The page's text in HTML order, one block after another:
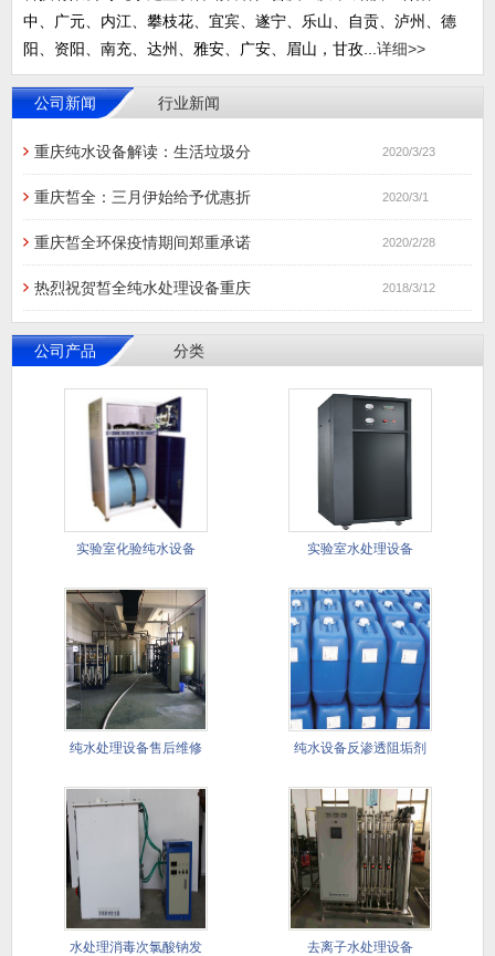
中、广元、内江、攀枝花、宜宾、遂宁、乐山、自贡、泸州、德
阳、资阳、南充、达州、雅安、广安、眉山，甘孜... 详细>>
公司新闻 行业新闻
重庆纯水设备解读：生活垃圾分 2020/3/23
重庆皙全：三月伊始给予优惠折 2020/3/1
重庆皙全环保疫情期间郑重承诺 2020/2/28
热烈祝贺皙全纯水处理设备重庆 2018/3/12
公司产品 分类
实验室化验纯水设备 实验室水处理设备
纯水处理设备售后维修 纯水设备反渗透阻垢剂
水处理消毒次氯酸钠发 去离子水处理设备